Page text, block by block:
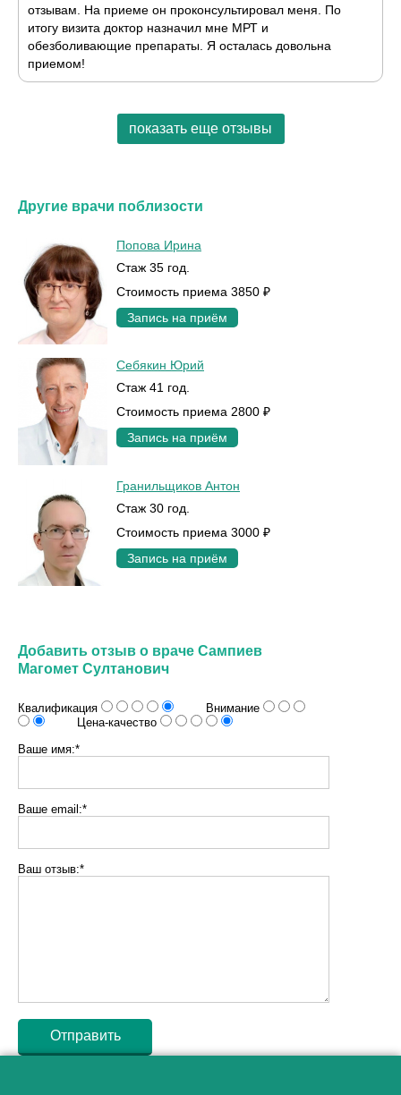
отзывам. На приеме он проконсультировал меня. По
итогу визита доктор назначил мне МРТ и
обезболивающие препараты. Я осталась довольна
приемом!
показать еще отзывы
Другие врачи поблизости
Попова Ирина
Стаж 35 год.
Стоимость приема 3850 ₽
Запись на приём
Себякин Юрий
Стаж 41 год.
Стоимость приема 2800 ₽
Запись на приём
Гранильщиков Антон
Стаж 30 год.
Стоимость приема 3000 ₽
Запись на приём
Добавить отзыв о враче Сампиев
Магомет Султанович
Квалификация
Внимание
Цена-качество
Ваше имя:*
Ваше email:*
Ваш отзыв:*